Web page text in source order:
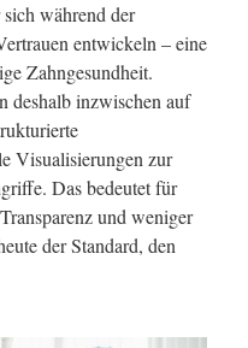
während der
entwickeln – eine
Zahngesundheit.
deshalb inzwischen auf
Visualisierungen zur
Das bedeutet für
und weniger
der Standard, den